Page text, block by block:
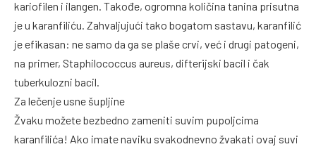
kariofilen i ilangen. Takođe, ogromna količina tanina prisutna
je u karanfiliću. Zahvaljujući tako bogatom sastavu, karanfilić
je efikasan: ne samo da ga se plaše crvi, već i drugi patogeni,
na primer, Staphilococcus aureus, difterijski bacil i čak
tuberkulozni bacil.
Za lečenje usne šupljine
Žvaku možete bezbedno zameniti suvim pupoljcima
karanfilića! Ako imate naviku svakodnevno žvakati ovaj suvi